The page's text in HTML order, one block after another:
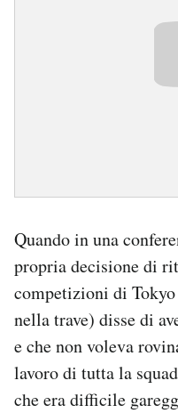
Quando in una
propria decisione di
competizioni di
nella trave) disse di
e che non voleva
lavoro di tutta la
che era difficile